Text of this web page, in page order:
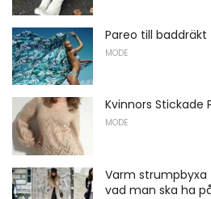
Pareo till baddräkt
MODE
Kvinnors Stickade
MODE
Varm
vad man ska ha